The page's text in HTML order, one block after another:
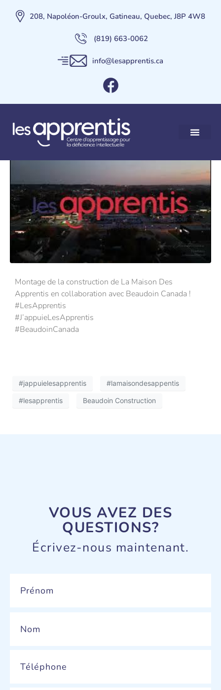
208, Napoléon-Groulx, Gatineau, Quebec, J8P 4W8
(819) 663-0062
info@lesapprentis.ca
La Construction de la
Maison Des Apprentis
Montage de la construction de La Maison Des
Apprentis en collaboration avec Beaudoin Canada !
#LesApprentis
#J’appuieLesApprentis
#BeaudoinCanada
#jappuielesapprentis #lamaisondesappentis
#lesapprentis Beaudoin Construction
VOUS AVEZ DES
QUESTIONS?
Écrivez-nous maintenant.